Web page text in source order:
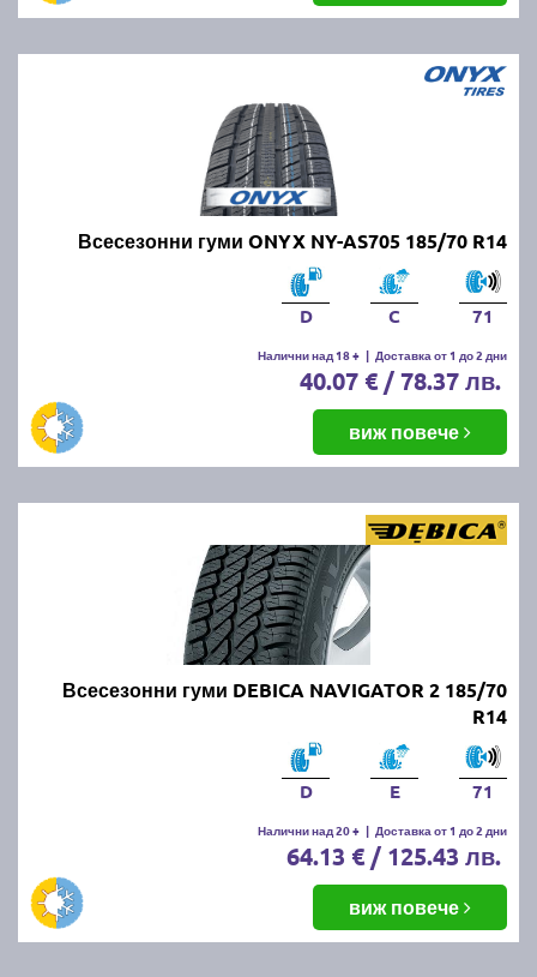
Всесезонни гуми ONYX NY-AS705 185/70 R14
D C 71
Налични над 18 + | Доставка от 1 до 2 дни
40.07 € / 78.37 лв.
виж повече
Всесезонни гуми DEBICA NAVIGATOR 2 185/70
R14
D E 71
Налични над 20 + | Доставка от 1 до 2 дни
64.13 € / 125.43 лв.
виж повече